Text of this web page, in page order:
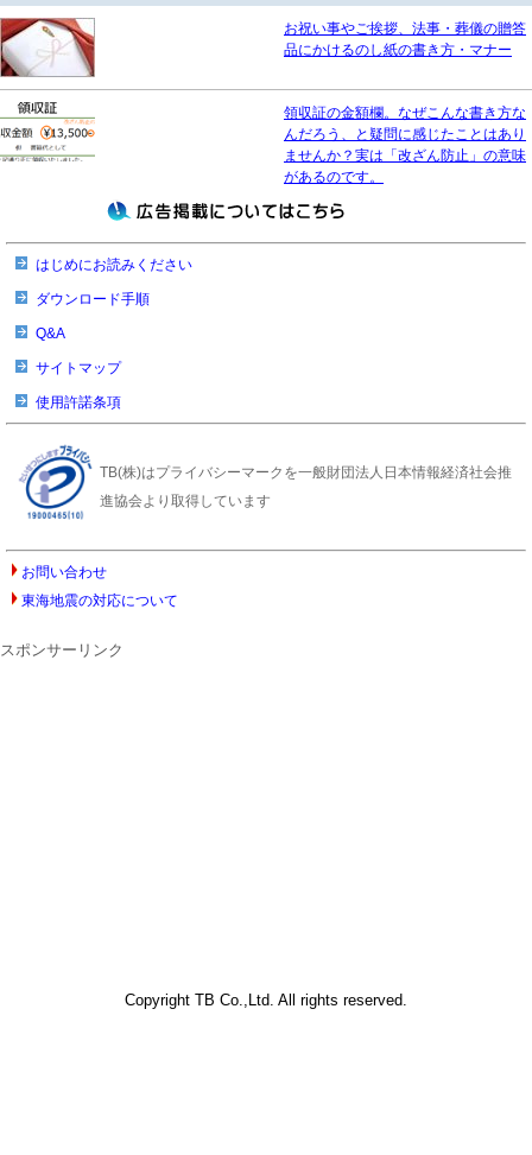
お祝い事やご挨拶、法事・葬儀の贈答
品にかけるのし紙の書き方・マナー
領収証の金額欄。なぜこんな書き方な
んだろう、と疑問に感じたことはあり
ませんか？実は「改ざん防止」の意味
があるのです。
はじめにお読みください
ダウンロード手順
Q&A
サイトマップ
使用許諾条項
TB(株)はプライバシーマークを一般財団法人日本情報経済社会推
進協会より取得しています
お問い合わせ
東海地震の対応について
スポンサーリンク
Copyright TB Co.,Ltd. All rights reserved.